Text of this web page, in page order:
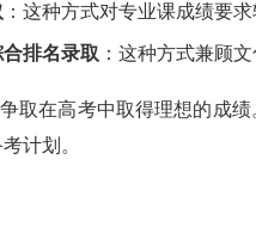
：这种方式对专业课成绩要求
排名录取 ：这种方式兼顾
取在高考中取得理想的成
计划。